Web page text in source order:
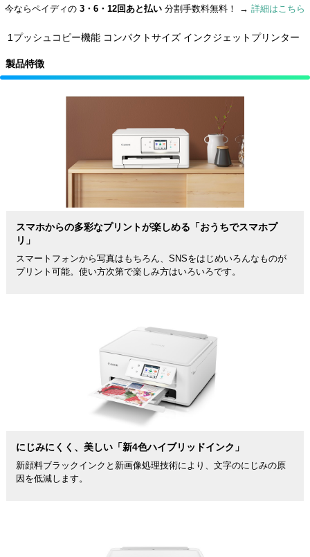
今ならペイディの 3・6・12回あと払い 分割手数料無料！ → 詳細はこちら
1プッシュコピー機能 コンパクトサイズ インクジェットプリンター
製品特徴
スマホからの多彩なプリントが楽しめる「おうちでスマホプ
リ」
スマートフォンから写真はもちろん、SNSをはじめいろんなものが
プリント可能。使い方次第で楽しみ方はいろいろです。
にじみにくく、美しい「新4色ハイブリッドインク」
新顔料ブラックインクと新画像処理技術により、文字のにじみの原
因を低減します。